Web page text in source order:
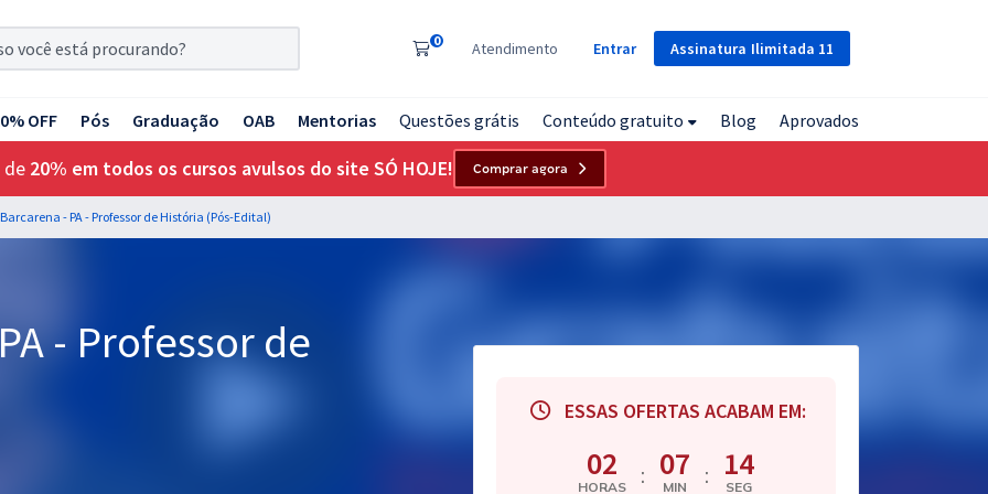
Assinatura Ilimitada 11
0 Atendimento Entrar
OFF Pós Graduação OAB Mentorias Questões grátis Conteúdo gratuito Blog Aprovados
de 20% em todos os cursos avulsos do site SÓ HOJE! Comprar agora
Barcarena - PA - Professor de História (Pós-Edital)
- Professor de
ESSAS OFERTAS ACABAM EM:
02
HORAS : 07
MIN : 13
SEG